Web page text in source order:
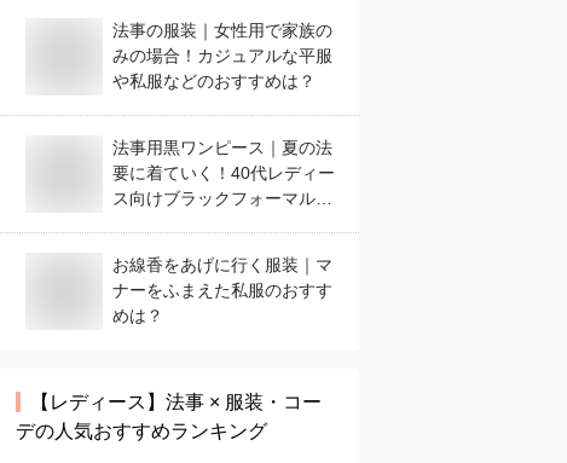
法事の服装｜女性用で家族の
みの場合！カジュアルな平服
や私服などのおすすめは？
法事用黒ワンピース｜夏の法
要に着ていく！40代レディー
ス向けブラックフォーマルの
お線香をあげに行く服装｜マ
ナーをふまえた私服のおすす
めは？
【レディース】 法事 × 服装・コー
デの人気おすすめランキング